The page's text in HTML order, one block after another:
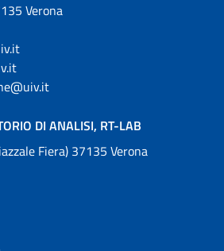
Verona
DI ANALISI, RT-LAB
Fiera) 37135 Verona